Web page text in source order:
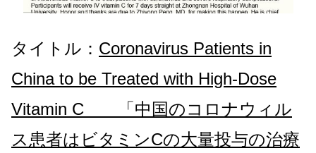
タイトル： Coronavirus Patients in
China to be Treated with High-Dose
Vitamin C 「中国のコロナウィル
ス患者はビタミンCの大量投与の治療